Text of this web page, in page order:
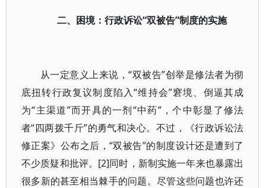
二、困境：行政诉讼“双被告”制度的实施
从一定意义上来说，“双被告”创举是修法者为彻
底扭转行政复议制度陷入“维持会”窘境、倒逼其成
为“主渠道”而开具的一剂“中药”，个中彰显了修法
者“四两拨千斤”的勇气和决心。不过，《行政诉讼法
修正案》公布之后，“双被告”的制度设计还是遭到了
不少质疑和批评。[2]同时，新制实施一年来也暴露出
很多新的甚至相当棘手的问题。尽管这些问题也许还